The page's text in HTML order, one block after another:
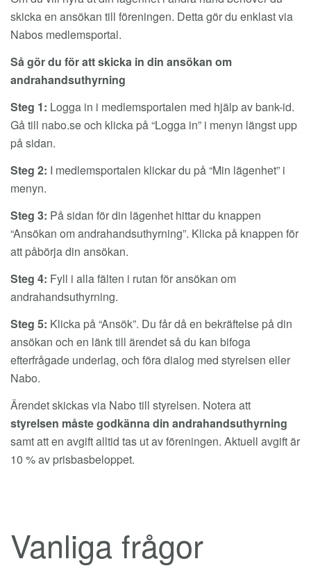
skicka en ansökan till föreningen. Detta gör du enklast via
Nabos medlemsportal.
Så gör du för att skicka in din ansökan om
andrahandsuthyrning
Steg 1: Logga in i medlemsportalen med hjälp av bank-id.
Gå till nabo.se och klicka på “Logga in” i menyn längst upp
på sidan.
Steg 2: I medlemsportalen klickar du på “Min lägenhet” i
menyn.
Steg 3: På sidan för din lägenhet hittar du knappen
“Ansökan om andrahandsuthyrning”. Klicka på knappen för
att påbörja din ansökan.
Steg 4: Fyll i alla fälten i rutan för ansökan om
andrahandsuthyrning.
Steg 5: Klicka på “Ansök”. Du får då en bekräftelse på din
ansökan och en länk till ärendet så du kan bifoga
efterfrågade underlag, och föra dialog med styrelsen eller
Nabo.
Ärendet skickas via Nabo till styrelsen. Notera att
styrelsen måste godkännadin andrahandsuthyrning
samt att en avgift alltid tas ut av föreningen. Aktuell avgift är
10 % av prisbasbeloppet.
Vanliga frågor